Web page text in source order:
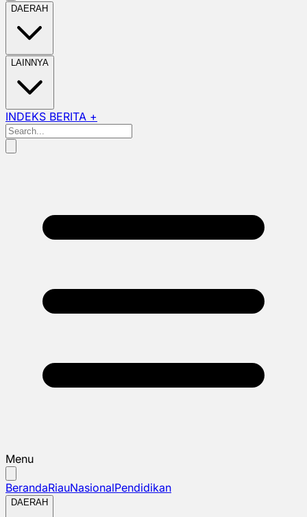
DAERAH
LAINNYA
INDEKS BERITA +
Menu
BerandaRiauNasionalPendidikan
DAERAH